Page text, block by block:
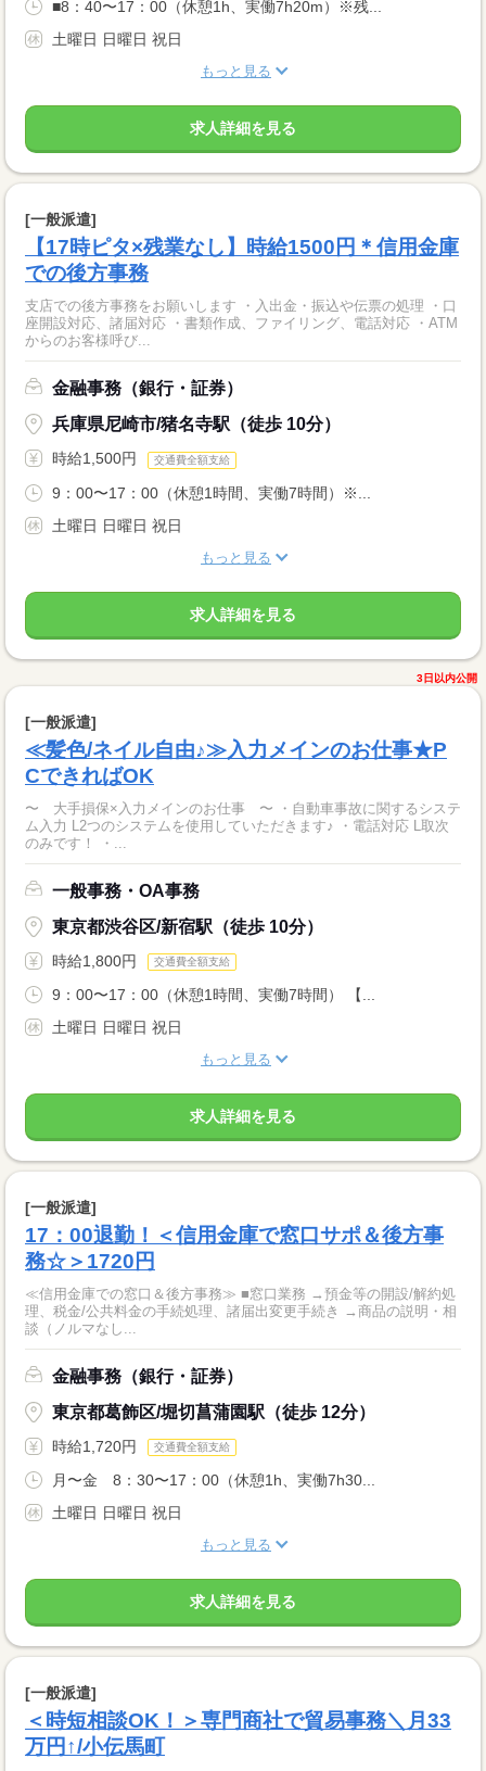
■8：40〜17：00（休憩1h、実働7h20m）※残...
土曜日 日曜日 祝日
もっと見る
求人詳細を見る
[一般派遣]
【17時ピタ×残業なし】時給1500円＊信用金庫
での後方事務
支店での後方事務をお願いします ・入出金・振込や伝票の処理 ・口
座開設対応、諸届対応 ・書類作成、ファイリング、電話対応 ・ATM
からのお客様呼び...
金融事務（銀行・証券）
兵庫県尼崎市/猪名寺駅（徒歩 10分）
時給1,500円 交通費全額支給
9：00〜17：00（休憩1時間、実働7時間）※...
土曜日 日曜日 祝日
もっと見る
求人詳細を見る
3日以内公開
[一般派遣]
≪髪色/ネイル自由♪≫入力メインのお仕事★P
CできればOK
〜 大手損保×入力メインのお仕事 〜 ・自動車事故に関するシステ
ム入力 L2つのシステムを使用していただきます♪ ・電話対応 L取次
のみです！ ・...
一般事務・OA事務
東京都渋谷区/新宿駅（徒歩 10分）
時給1,800円 交通費全額支給
9：00〜17：00（休憩1時間、実働7時間） 【...
土曜日 日曜日 祝日
もっと見る
求人詳細を見る
[一般派遣]
17：00退勤！＜信用金庫で窓口サポ＆後方事
務☆＞1720円
≪信用金庫での窓口＆後方事務≫ ■窓口業務 →預金等の開設/解約処
理、税金/公共料金の手続処理、諸届出変更手続き →商品の説明・相
談（ノルマなし...
金融事務（銀行・証券）
東京都葛飾区/堀切菖蒲園駅（徒歩 12分）
時給1,720円 交通費全額支給
月〜金 8：30〜17：00（休憩1h、実働7h30...
土曜日 日曜日 祝日
もっと見る
求人詳細を見る
[一般派遣]
＜時短相談OK！＞専門商社で貿易事務＼月33
万円↑/小伝馬町